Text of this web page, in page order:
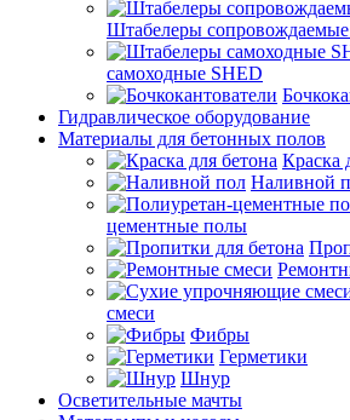
Штабелеры
самоходные SHED
Гидравлическое оборудование
Материалы для бетонных полов
Краска
Наливной
цементные полы
смеси
Фибры
Герметики
Шнур
Осветительные мачты